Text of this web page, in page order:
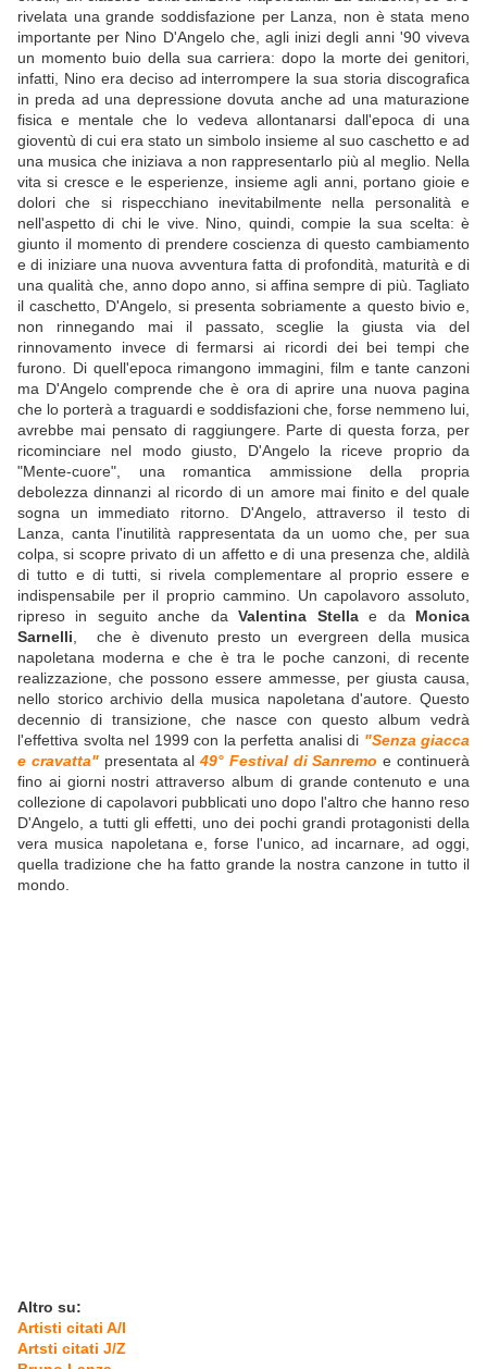
rivelata una grande soddisfazione per Lanza, non è stata meno
importante per Nino D'Angelo che, agli inizi degli anni '90 viveva
un momento buio della sua carriera: dopo la morte dei genitori,
infatti, Nino era deciso ad interrompere la sua storia discografica
in preda ad una depressione dovuta anche ad una maturazione
fisica e mentale che lo vedeva allontanarsi dall'epoca di una
gioventù di cui era stato un simbolo insieme al suo caschetto e ad
una musica che iniziava a non rappresentarlo più al meglio. Nella
vita si cresce e le esperienze, insieme agli anni, portano gioie e
dolori che si rispecchiano inevitabilmente nella personalità e
nell'aspetto di chi le vive. Nino, quindi, compie la sua scelta: è
giunto il momento di prendere coscienza di questo cambiamento
e di iniziare una nuova avventura fatta di profondità, maturità e di
una qualità che, anno dopo anno, si affina sempre di più. Tagliato
il caschetto, D'Angelo, si presenta sobriamente a questo bivio e,
non rinnegando mai il passato, sceglie la giusta via del
rinnovamento invece di fermarsi ai ricordi dei bei tempi che
furono. Di quell'epoca rimangono immagini, film e tante canzoni
ma D'Angelo comprende che è ora di aprire una nuova pagina
che lo porterà a traguardi e soddisfazioni che, forse nemmeno lui,
avrebbe mai pensato di raggiungere. Parte di questa forza, per
ricominciare nel modo giusto, D'Angelo la riceve proprio da
"Mente-cuore", una romantica ammissione della propria
debolezza dinnanzi al ricordo di un amore mai finito e del quale
sogna un immediato ritorno. D'Angelo, attraverso il testo di
Lanza, canta l'inutilità rappresentata da un uomo che, per sua
colpa, si scopre privato di un affetto e di una presenza che, aldilà
di tutto e di tutti, si rivela complementare al proprio essere e
indispensabile per il proprio cammino. Un capolavoro assoluto,
ripreso in seguito anche daValentina Stellae da Monica
Sarnelli , che è divenuto presto un evergreen della musica
napoletana moderna e che è tra le poche canzoni, di recente
realizzazione, che possono essere ammesse, per giusta causa,
nello storico archivio della musica napoletana d'autore. Questo
decennio di transizione, che nasce con questo album vedrà
l'effettiva svolta nel 1999 con la perfetta analisi di "Senza giacca
e cravatta"presentata al49° Festival di Sanremo e continuerà
fino ai giorni nostri attraverso album di grande contenuto e una
collezione di capolavori pubblicati uno dopo l'altro che hanno reso
D'Angelo, a tutti gli effetti, uno dei pochi grandi protagonisti della
vera musica napoletana e, forse l'unico, ad incarnare, ad oggi,
quella tradizione che ha fatto grande la nostra canzone in tutto il
mondo.
Altro su:
Artisti citati A/I
Artsti citati J/Z